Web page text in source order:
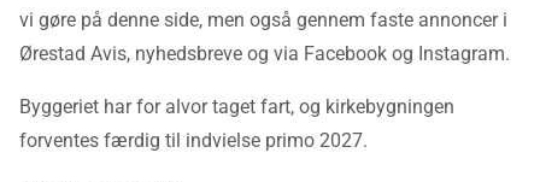
vi gøre på denne side, men også gennem faste annoncer i
Ørestad Avis, nyhedsbreve og via Facebook og Instagram.
Byggeriet har for alvor taget fart, og kirkebygningen
forventes færdig til indvielse primo 2027.